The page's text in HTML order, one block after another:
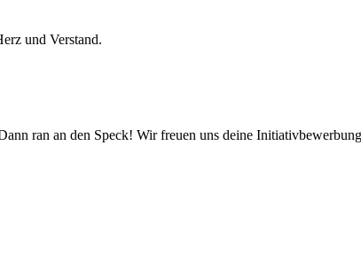
und Verstand.
ran an den Speck! Wir freuen uns deine